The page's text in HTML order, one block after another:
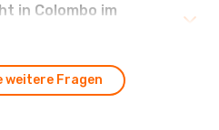
in Colombo im
weitere Fragen